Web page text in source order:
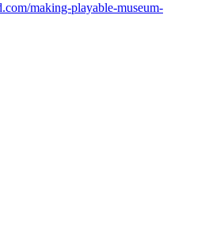
making-playable-museum-